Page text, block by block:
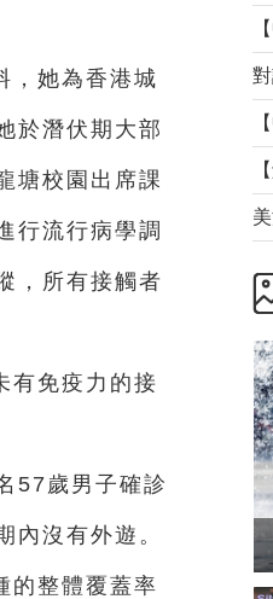
，她為香港城
於潛伏期大部
塘校園出席課
行流行病學調
，所有接觸者
有免疫力的接
57歲男子確診
內沒有外遊。
的整體覆蓋率